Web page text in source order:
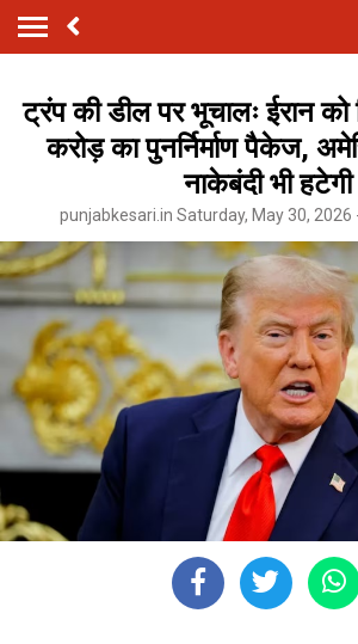
ट्रंप की डील पर भूचालः ईरान को
करोड़ का पुनर्निर्माण पैकेज,
नाकेबंदी भी हटेगी
punjabkesari.in Saturday, May 30, 2026